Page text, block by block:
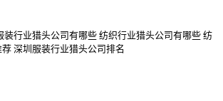
装行业猎头公司有哪些 纺织行业猎头公司有哪些 纺
荐 深圳服装行业猎头公司排名